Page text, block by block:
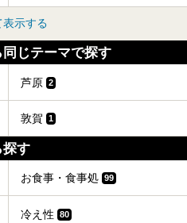
表示する
じテーマで探す
芦原 2
敦賀 1
探す
お食事・食事処 99
冷え性 80